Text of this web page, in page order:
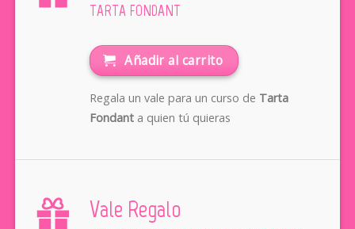
TARTA FONDANT
Añadir al carrito
Regala un vale para un curso de Tarta
Fondanta quien tú quieras
Vale Regalo